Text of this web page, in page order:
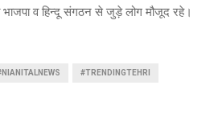
व हिन्दू संगठन से जुड़े लोग मौजूद रहे।
#TRENDINGTEHRI